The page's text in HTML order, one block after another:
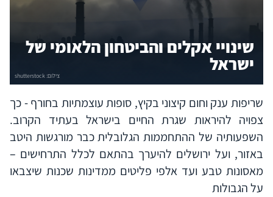
שינויי אקלים והביטחון הלאומי של
ישראל
שריפות ענק וחום קיצוני בקיץ, סופות עוצמתיות בחורף - כך
צפויה להיראות שגרת החיים בישראל בעתיד הקרוב.
השפעותיה של ההתחממות הגלובלית כבר מורגשות היטב
באזור, ועל ירושלים להיערך בהתאם לכלל התרחישים –
מאסונות טבע ועד אלפי פליטים ממדינות שכנות שיצבאו
על הגבולות